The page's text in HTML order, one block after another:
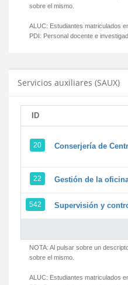
sobre el mismo.
ALUC: Estudiantes matriculados
PDI: Personal docente e
Servicios auxiliares (SAUX)
ID
20 Conserjería de
22 Gestión de la
542 Supervisión y
NOTA: Al pulsar sobre un
sobre el mismo.
ALUC: Estudiantes matriculados